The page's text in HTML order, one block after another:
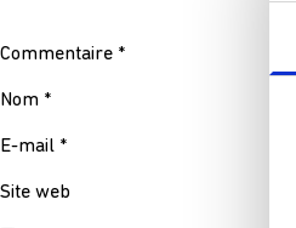
Commentaire *
Nom *
E-mail *
Site web